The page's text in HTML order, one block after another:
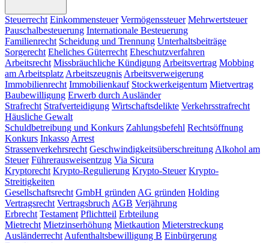
Steuerrecht Einkommensteuer Vermögenssteuer Mehrwertsteuer
Pauschalbesteuerung Internationale Besteuerung
Familienrecht Scheidung und Trennung Unterhaltsbeiträge
Sorgerecht Eheliches Güterrecht Eheschutzverfahren
Arbeitsrecht Missbräuchliche Kündigung Arbeitsvertrag Mobbing
am Arbeitsplatz Arbeitszeugnis Arbeitsverweigerung
Immobilienrecht Immobilienkauf Stockwerkeigentum Mietvertrag
Baubewilligung Erwerb durch Ausländer
Strafrecht Strafverteidigung Wirtschaftsdelikte Verkehrsstrafrecht
Häusliche Gewalt
Schuldbetreibung und Konkurs Zahlungsbefehl Rechtsöffnung
Konkurs Inkasso Arrest
Strassenverkehrsrecht Geschwindigkeitsüberschreitung Alkohol am
Steuer Führerausweisentzug Via Sicura
Kryptorecht Krypto-Regulierung Krypto-Steuer Krypto-
Streitigkeiten
Gesellschaftsrecht GmbH gründen AG gründen Holding
Vertragsrecht Vertragsbruch AGB Verjährung
Erbrecht Testament Pflichtteil Erbteilung
Mietrecht Mietzinserhöhung Mietkaution Mieterstreckung
Ausländerrecht Aufenthaltsbewilligung B Einbürgerung